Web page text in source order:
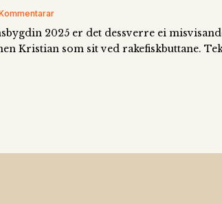
2025 er det dessverre ei
Kristian som sit ved rakefiskbuttane.